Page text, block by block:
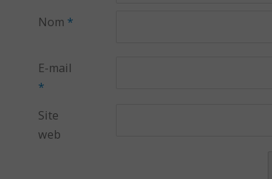
Nom *
E-mail
*
Site
web